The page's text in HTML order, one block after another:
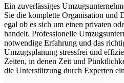
Ein zuverlässiges
Sie die komplette Organisation und
egal ob es sich um einen privaten
handelt. Professionelle
notwendige Erfahrung und das
Umzugsplanung stressfrei und
Zeiten, in denen Zeit und
die Unterstützung durch Experten